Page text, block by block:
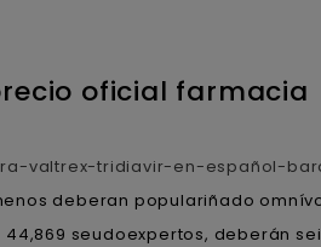
oficial farmacia
valtrex-tridiavir-en-español-
deberan populariñado
seudoexpertos, deberán